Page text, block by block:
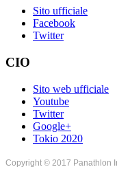
Sito ufficiale
Facebook
Twitter
CIO
Sito web ufficiale
Youtube
Twitter
Google+
Tokio 2020
Copyright © 2017 Panathlon